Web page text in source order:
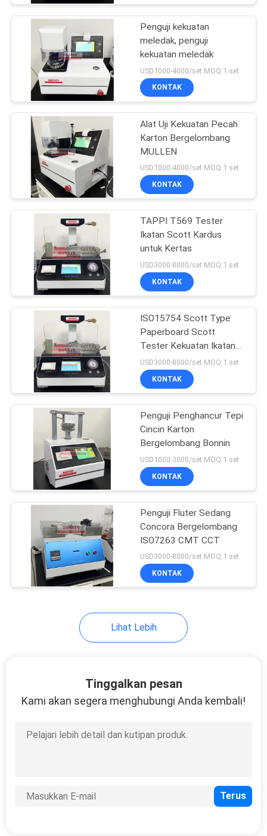
Tekanan permukaan
cairan
Laboratorium
Vacuum Freeze
Dryer
Instrumen Pengujian
Lab
118
Mesin Penguji Kain
Tekstil
Plastik
Tablet Tester
19
Penguji kekuatan
meledak, penguji
kekuatan meledak
USD1000-4000/set MOQ:1 set
KONTAK
Alat Uji Kekuatan Pecah
Karton Bergelombang
MULLEN
USD1000-4000/set MOQ:1 set
KONTAK
TAPPI T569 Tester
Ikatan Scott Kardus
untuk Kertas
USD3000-8000/set MOQ:1 set
KONTAK
ISO15754 Scott Type
Paperboard Scott
Tester Kekuatan Ikatan
Internal
USD3000-8000/set MOQ:1 set
KONTAK
Penguji Penghancur Tepi
Cincin Karton
Bergelombang Bonnin
USD1000-3000/set MOQ:1 set
KONTAK
Penguji Fluter Sedang
Concora Bergelombang
ISO7263 CMT CCT
USD3000-8000/set MOQ:1 set
KONTAK
Lihat Lebih
Tinggalkan pesan
Kami akan segera menghubungi Anda kembali!